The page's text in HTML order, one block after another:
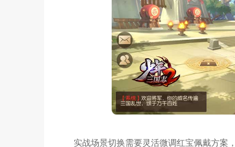
实战场景切换需要灵活微调红宝佩戴方案